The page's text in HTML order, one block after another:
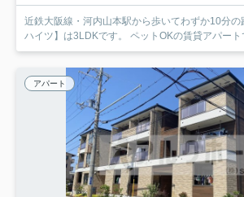
近鉄大阪線・河内山本駅から歩いてわずか10分の
ハイツ】は3LDKです。 ペットOKの賃貸アパート
アパート